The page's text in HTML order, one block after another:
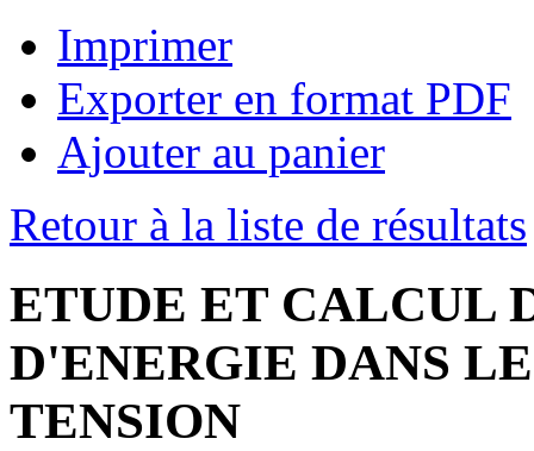
Imprimer
Exporter en format PDF
Ajouter au panier
Retour à la liste de résultats
ETUDE ET CALCUL
D'ENERGIE DANS
TENSION